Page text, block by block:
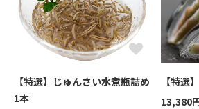
【特選】じゅんさい水煮瓶詰め
1本
【特選
13,380